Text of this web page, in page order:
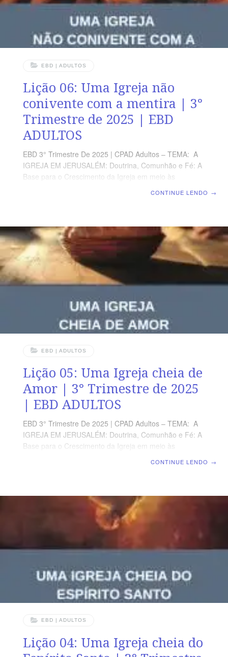
EBD | ADULTOS
Lição 06: Uma Igreja não
conivente com a mentira | 3°
Trimestre de 2025 | EBD
ADULTOS
EBD 3° Trimestre De 2025 | CPAD Adultos – TEMA: A
IGREJA EM JERUSALÉM: Doutrina, Comunhão e Fé: A
Base para o Crescimento da Igreja em meio às
retivesses parte do preço da herdade?” (At 5.3)
VERDADE PRÁTICA Como toda forma de engano, a
mentira é pecado. Devemos, pois, andar sempre na luz
da verdade. LEITURA DIÁRIA Segunda – Tt 1.2 A
CONTINUE LENDO →
EBD | ADULTOS
Lição 05: Uma Igreja cheia de
Amor | 3° Trimestre de 2025
| EBD ADULTOS
EBD 3° Trimestre De 2025 | CPAD Adultos – TEMA: A
IGREJA EM JERUSALÉM: Doutrina, Comunhão e Fé: A
Base para o Crescimento da Igreja em meio às
mas todas as coisas lhes eram comuns.” (At 4.32)
VERDADE PRÁTICA O amor é o elo que mantém a
unidade da igreja local. Sem o amor, não existe
CONTINUE LENDO →
EBD | ADULTOS
Lição 04: Uma Igreja cheia do